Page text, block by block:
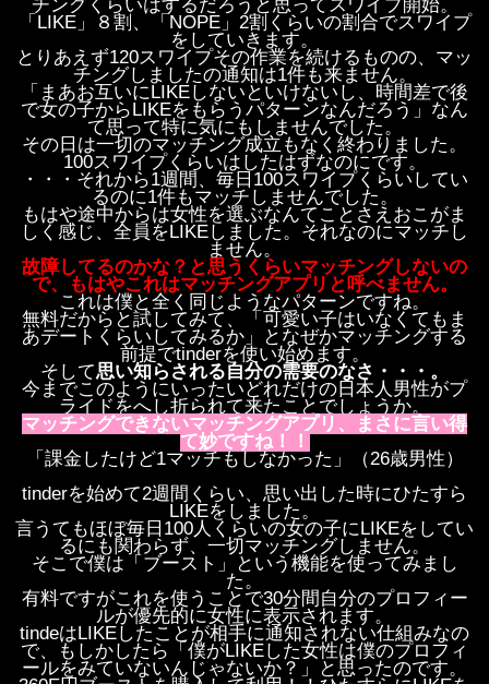
チングくらいはするだろうと思ってスワイプ開始。
「LIKE」８割、「NOPE」2割くらいの割合でスワイプ
をしていきます。
とりあえず120スワイプその作業を続けるものの、マッ
チングしましたの通知は1件も来ません。
「まあお互いにLIKEしないといけないし、時間差で後
で女の子からLIKEをもらうパターンなんだろう」なん
て思って特に気にもしませんでした。
その日は一切のマッチング成立もなく終わりました。
100スワイプくらいはしたはずなのにです。
・・・それから1週間、毎日100スワイプくらいしてい
るのに1件もマッチしませんでした。
もはや途中からは女性を選ぶなんてことさえおこがま
しく感じ、全員をLIKEしました。それなのにマッチし
ません。
故障してるのかな？と思うくらいマッチングしないの
で、もはやこれはマッチングアプリと呼べません。
これは僕と全く同じようなパターンですね。
無料だからと試してみて、「可愛い子はいなくてもま
あデートくらいしてみるか」となぜかマッチングする
前提でtinderを使い始めます。
そして思い知らされる自分の需要のなさ・・・。
今までこのようにいったいどれだけの日本人男性がプ
ライドをへし折られて来たことでしょうか。
マッチングできないマッチングアプリ、まさに言い得
て妙ですね！！
「課金したけど1マッチもしなかった」（26歳男性）
tinderを始めて2週間くらい、思い出した時にひたすら
LIKEをしました。
言うてもほぼ毎日100人くらいの女の子にLIKEをしてい
るにも関わらず、一切マッチングしません。
そこで僕は「ブースト」という機能を使ってみまし
た。
有料ですがこれを使うことで30分間自分のプロフィー
ルが優先的に女性に表示されます。
tindeはLIKEしたことが相手に通知されない仕組みなの
で、もしかしたら「僕がLIKEした女性は僕のプロフィ
ールをみていないんじゃないか？」と思ったのです。